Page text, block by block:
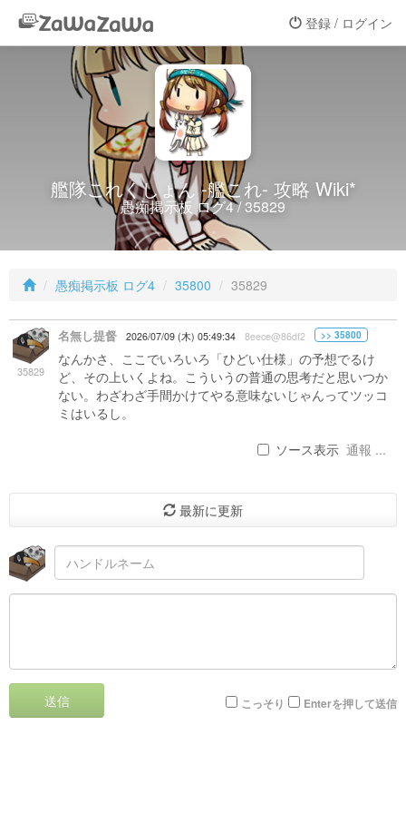
登録 / ログイン
艦隊これくしょん -艦これ- 攻略 Wiki*
愚痴掲示板 ログ4 / 35829
愚痴掲示板 ログ4 35800 35829
35829
名無し提督 2026/07/09 (木) 05:49:34 8eece@86df2 >> 35800
なんかさ、ここでいろいろ「ひどい仕様」の予想でるけ
ど、その上いくよね。こういうの普通の思考だと思いつか
ない。わざわざ手間かけてやる意味ないじゃんってツッコ
ミはいるし。
ソース表示 通報 ...
最新に更新
送信 こっそり Enterを押して送信